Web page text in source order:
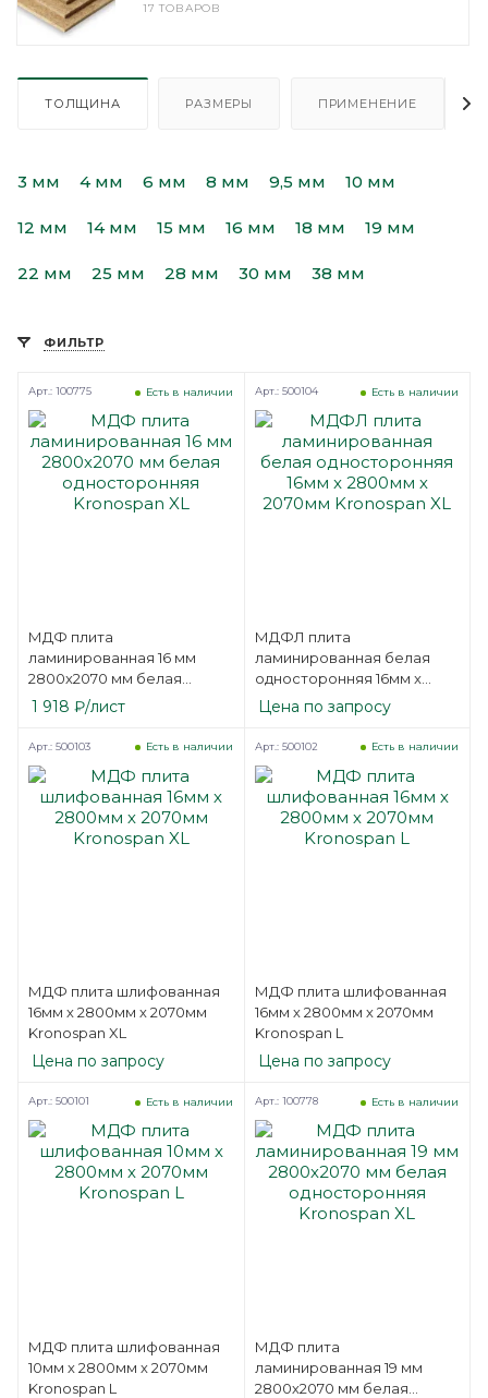
17 ТОВАРОВ
ТОЛЩИНА РАЗМЕРЫ ПРИМЕНЕНИЕ
3 мм 4 мм 6 мм 8 мм 9,5 мм 10 мм
12 мм 14 мм 15 мм 16 мм 18 мм 19 мм
22 мм 25 мм 28 мм 30 мм 38 мм
ФИЛЬТР
МДФ плита
ламинированная 16 мм
2800х2070 мм белая
односторонняя Kronospan
Есть в наличии
Арт.: 100775
1 918 ₽/лист
МДФЛ плита
ламинированная белая
односторонняя 16мм x
2800мм х 2070мм
Kronospan XL
Есть в наличии
Арт.: 500104
Цена по запросу
МДФ плита шлифованная
16мм х 2800мм х 2070мм
Kronospan XL
Есть в наличии
Арт.: 500103
Цена по запросу
МДФ плита шлифованная
16мм х 2800мм х 2070мм
Kronospan L
Есть в наличии
Арт.: 500102
Цена по запросу
МДФ плита шлифованная
10мм х 2800мм х 2070мм
Kronospan L
Есть в наличии
Арт.: 500101
МДФ плита
ламинированная 19 мм
2800х2070 мм белая
Есть в наличии
Арт.: 100778